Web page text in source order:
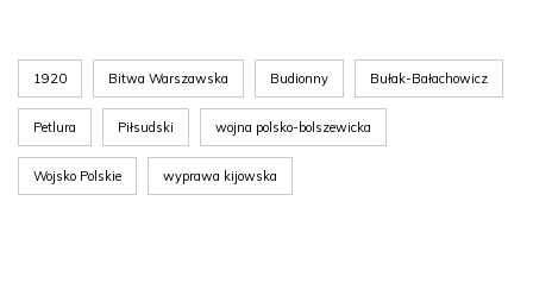
1920 Bitwa Warszawska Budionny Bułak-Bałachowicz
Petlura Piłsudski wojna polsko-bolszewicka
Wojsko Polskie wyprawa kijowska